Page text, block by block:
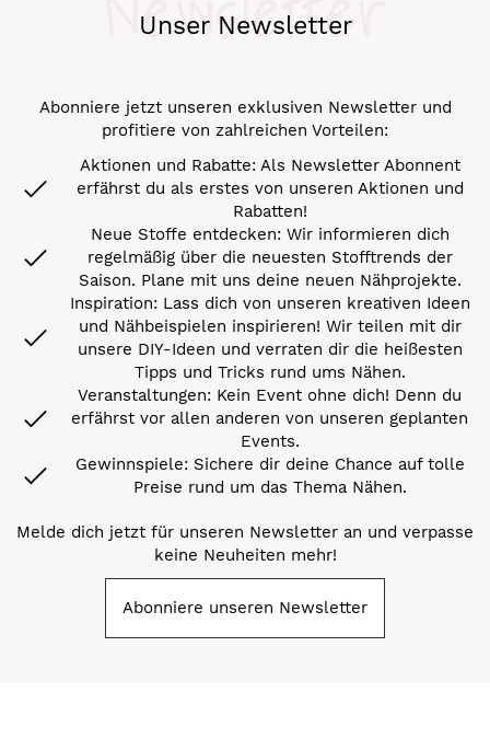
Unser Newsletter
Abonniere jetzt unseren exklusiven Newsletter und
profitiere von zahlreichen Vorteilen:
Aktionen und Rabatte: Als Newsletter Abonnent
erfährst du als erstes von unseren Aktionen und
Rabatten!
Neue Stoffe entdecken: Wir informieren dich
regelmäßig über die neuesten Stofftrends der
Saison. Plane mit uns deine neuen Nähprojekte.
Inspiration: Lass dich von unseren kreativen Ideen
und Nähbeispielen inspirieren! Wir teilen mit dir
unsere DIY-Ideen und verraten dir die heißesten
Tipps und Tricks rund ums Nähen.
Veranstaltungen: Kein Event ohne dich! Denn du
erfährst vor allen anderen von unseren geplanten
Events.
Gewinnspiele: Sichere dir deine Chance auf tolle
Preise rund um das Thema Nähen.
Melde dich jetzt für unseren Newsletter an und verpasse
keine Neuheiten mehr!
Abonniere unseren Newsletter